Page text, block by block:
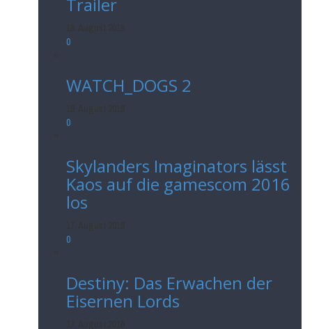
0
WATCH_DOGS 2
0
Skylanders Imaginators lässt
Kaos auf die gamescom 2016
los
0
Destiny: Das Erwachen der
Eisernen Lords